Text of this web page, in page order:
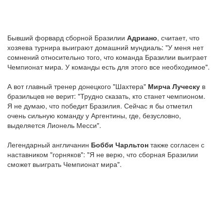
Бывший форвард сборной Бразилии Адриано, считает, что
хозяева турнира выиграют домашний мундиаль: "У меня нет
сомнений относительно того, что команда Бразилии выиграет
Чемпионат мира. У команды есть для этого все необходимое".
А вот главный тренер донецкого "Шахтера" Мирча Луческу в
бразильцев не верит: "Трудно сказать, кто станет чемпионом.
Я не думаю, что победит Бразилия. Сейчас я бы отметил
очень сильную команду у Аргентины, где, безусловно,
выделяется Лионель Месси".
Легендарный англичанин Бобби Чарльтон также согласен с
наставником "горняков": "Я не верю, что сборная Бразилии
сможет выиграть Чемпионат мира".